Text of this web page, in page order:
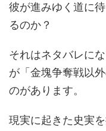
彼が進みゆく道に
るのか？
それはネタバレに
が「金塊争奪戦以
のがあります。
現実に起きた史実